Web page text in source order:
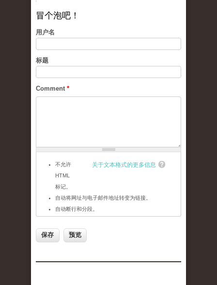
冒个泡吧！
用户名
标题
Comment *
关于文本格式的更多信息
不允许
HTML
标记。
自动将网址与电子邮件地址转变为链接。
自动断行和分段。